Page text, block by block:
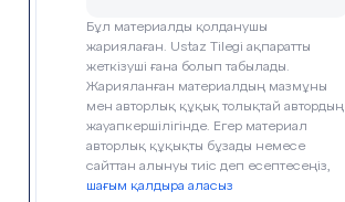
Бұл материалды қолданушы
жариялаған. Ustaz Tilegi ақпаратты
жеткізуші ғана болып табылады.
Жарияланған материалдың мазмұны
мен авторлық құқық толықтай автордың
жауапкершілігінде. Егер материал
авторлық құқықты бұзады немесе
сайттан алынуы тиіс деп есептесеңіз,
шағым қалдыра аласыз